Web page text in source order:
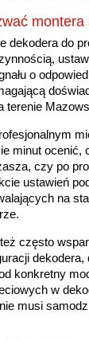
montera
dekodera do
o
terenie
minut ocenić,
czy po
ustawień
na
często
konkretny
w
musi